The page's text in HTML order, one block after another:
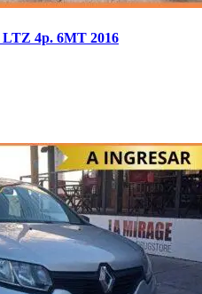
4p. 6MT 2016